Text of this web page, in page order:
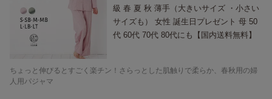
級 春 夏 秋 薄手（大きいサイズ ・小さい
サイズも） 女性 誕生日プレゼント 母 50
代 60代 70代 80代にも【国内送料無料】
ちょっと伸びるとすごく楽チン！さらっとした肌触りで柔らか、春秋用の婦
人用パジャマ